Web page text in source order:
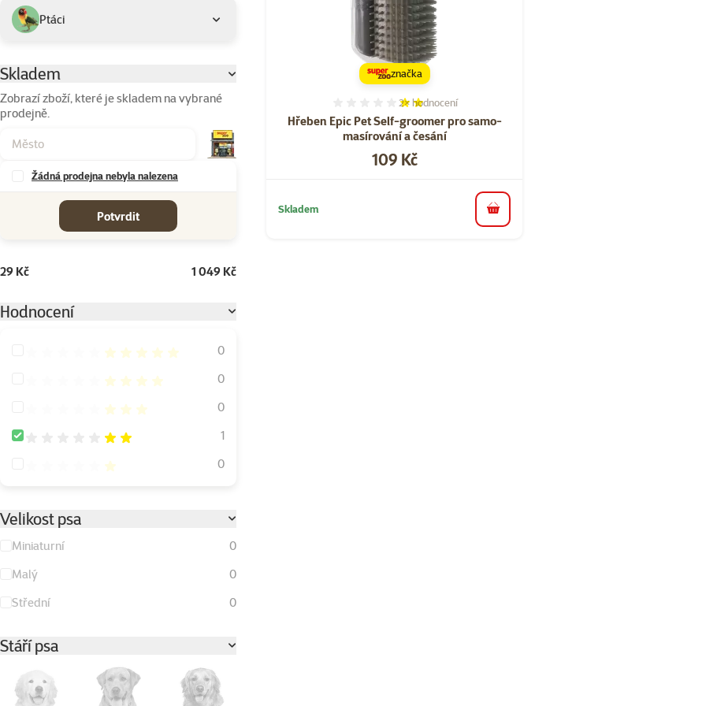
Ptáci
Parametrický filtr
Skladem
Zobrazí zboží, které je skladem na vybrané
prodejně.
Žádná prodejna nebyla nalezena
Potvrdit
29 Kč 1 049 Kč
Hodnocení
Hodnocení 100%
0
Hodnocení 80%
0
Hodnocení 60%
0
Hodnocení 40%
1
Hodnocení 20%
0
Velikost psa
Miniaturní
0
Malý
0
Střední
0
Stáří psa
Hřeben Epic Pet Self-groomer pro samo-
masírování a česání
Hodnocení 40%, počet hodnocení: 2
2× hodnocení
Cena
109 Kč
značka
Skladem do košíku